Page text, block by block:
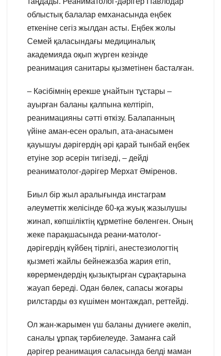
облыстық балалар емханасында еңбек
еткеніне сегіз жылдан асты. Еңбек жолы
Семей қаласындағы медициналық
академияда оқып жүрген кезінде
реанимация санитары қызметінен басталған.
– Кәсібімнің ерекше ұнайтын тұстары –
ауырған баланы қалпына келтіріп,
реанимацияны сәтті өткізу. Балапанның
үйіне аман-есен оралып, ата-анасымен
қауышуы дәрігердің әрі қарай тынбай еңбек
етуіне зор әсерін тигізеді, – дейді
реаниматолог-дәрігер Мерхат Әміренов.
Биыл бір жыл аралығында инстаграм
әлеуметтік желісінде 60-қа жуық жазылушы
жинап, көпшіліктің құрметіне бөленген. Оның
жеке парақшасында реани-матолог-
дәрігердің күйбең тірлігі, анестезиологтің
қызметі жайлы бейнежазба жария етіп,
көрермендердің қызықтырған сұрақтарына
жауап береді. Одан бөлек, сапасы жоғары
рилстарды өз күшімен монтаждап, реттейді.
Ол жан-жарымен үш баланы дүниеге әкеліп,
саналы ұрпақ тәрбиелеуде. Заманға сай
дәрігер реанимация саласында белді маман